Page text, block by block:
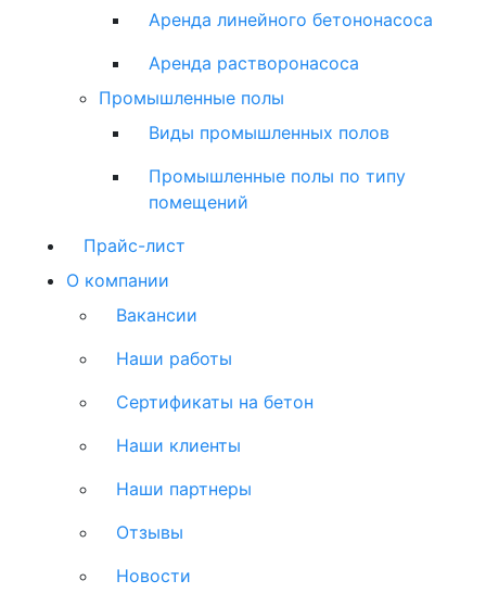
Аренда линейного бетононасоса
Аренда растворонасоса
Промышленные полы
Виды промышленных полов
Промышленные полы по типу
помещений
Прайс-лист
О компании
Вакансии
Наши работы
Сертификаты на бетон
Наши клиенты
Наши партнеры
Отзывы
Новости